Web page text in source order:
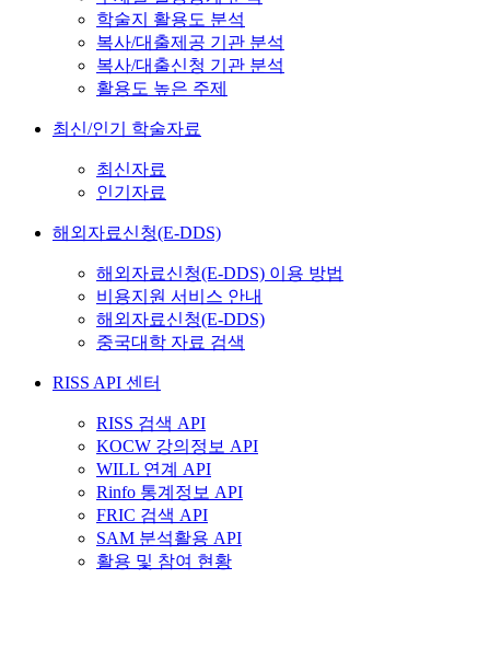
학술지 활용도 분석
복사/대출제공 기관 분석
복사/대출신청 기관 분석
활용도 높은 주제
최신/인기 학술자료
최신자료
인기자료
해외자료신청(E-DDS)
해외자료신청(E-DDS) 이용 방법
비용지원 서비스 안내
해외자료신청(E-DDS)
중국대학 자료 검색
RISS API 센터
RISS 검색 API
KOCW 강의정보 API
WILL 연계 API
Rinfo 통계정보 API
FRIC 검색 API
SAM 분석활용 API
활용 및 참여 현황